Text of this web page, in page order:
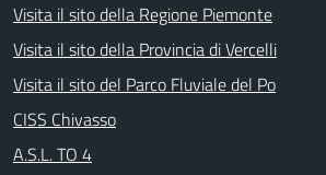
Visita il sito della Regione Piemonte
Visita il sito della Provincia di Vercelli
Visita il sito del Parco Fluviale del Po
CISS Chivasso
A.S.L. TO 4